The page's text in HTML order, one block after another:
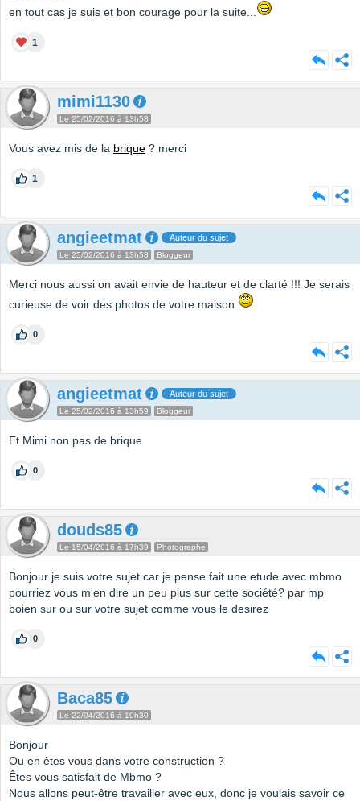
en tout cas je suis et bon courage pour la suite...
1
mimi1130
Le 25/02/2016 à 13h58
Vous avez mis de la brique ? merci
1
angieetmat Auteur du sujet
Le 25/02/2016 à 13h58 Bloggeur
Merci nous aussi on avait envie de hauteur et de clarté !!! Je serais
curieuse de voir des photos de votre maison
0
angieetmat Auteur du sujet
Le 25/02/2016 à 13h59 Bloggeur
Et Mimi non pas de brique
0
douds85
Le 15/04/2016 à 17h39 Photographe
Bonjour je suis votre sujet car je pense fait une etude avec mbmo
pourriez vous m'en dire un peu plus sur cette société? par mp
boien sur ou sur votre sujet comme vous le desirez
0
Baca85
Le 22/04/2016 à 10h30
Bonjour
Ou en êtes vous dans votre construction ?
Êtes vous satisfait de Mbmo ?
Nous allons peut-être travailler avec eux, donc je voulais savoir ce